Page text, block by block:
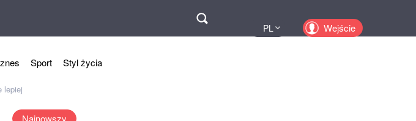
PL Wejście
Sport Styl życia
lepiej
Najnowszy